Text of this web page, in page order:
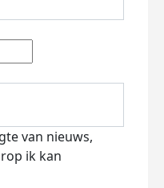
van nieuws,
ik kan